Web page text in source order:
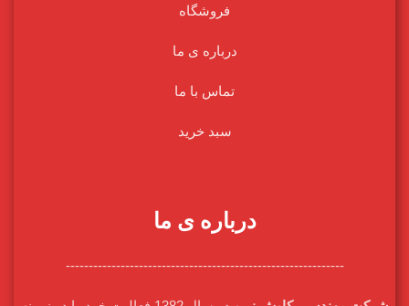
فروشگاه
درباره ی ما
تماس با ما
سبد خرید
درباره ی ما
-------------------------------------------------------------